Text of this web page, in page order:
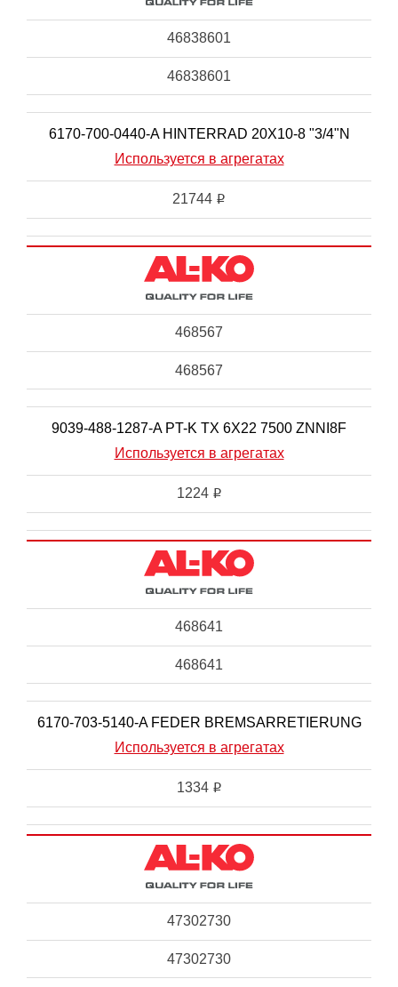
46838601
46838601
6170-700-0440-A HINTERRAD 20X10-8 "3/4"N
Используется в агрегатах
21744 i
468567
468567
9039-488-1287-A PT-K TX 6X22 7500 ZNNI8F
Используется в агрегатах
1224 i
468641
468641
6170-703-5140-A FEDER BREMSARRETIERUNG
Используется в агрегатах
1334 i
47302730
47302730